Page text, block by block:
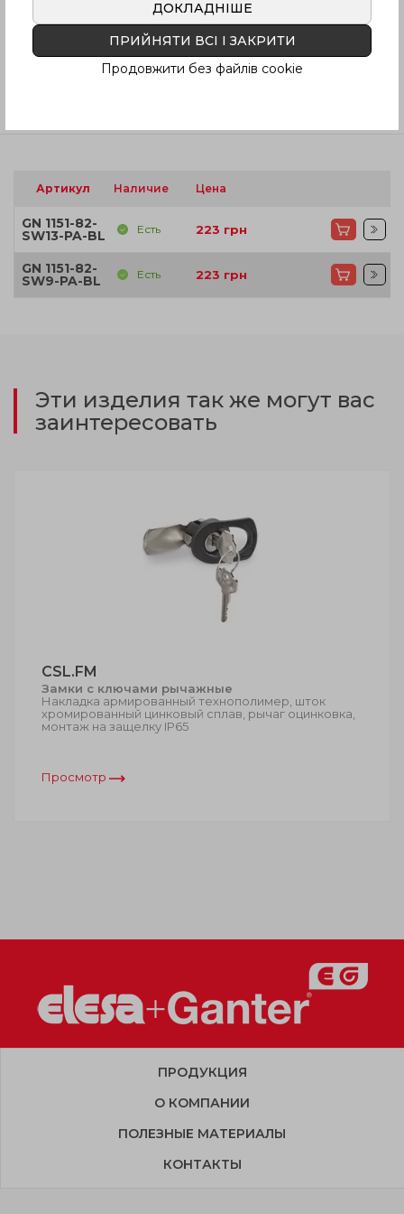
Инструкция (pdf.)
Артикул Наличие Цена
GN 1151-82-
SW13-PA-BL Есть 223 грн
GN 1151-82-
SW9-PA-BL Есть 223 грн
Эти изделия так же могут вас
заинтересовать
CSL.FM
Замки с ключами рычажные
Накладка армированный технополимер, шток
хромированный цинковый сплав, рычаг оцинковка,
монтаж на защелку IP65
Просмотр
ПРОДУКЦИЯ
О КОМПАНИИ
ПОЛЕЗНЫЕ МАТЕРИАЛЫ
КОНТАКТЫ
ДОКЛАДНІШЕ
ПРИЙНЯТИ ВСІ І ЗАКРИТИ
Продовжити без файлів cookie